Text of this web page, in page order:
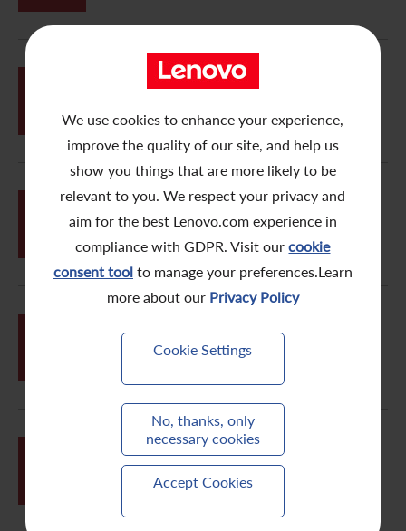
We use cookies to enhance your experience,
improve the quality of our site, and help us
show you things that are more likely to be
relevant to you. We respect your privacy and
aim for the best Lenovo.com experience in
compliance with GDPR. Visit ourcookie
consent toolto manage your preferences.Learn
more about our Privacy Policy
Cookie Settings
No, thanks, only
necessary cookies
Accept Cookies
04
07月
03 翌日披露報表(截至2013年7月3日)
翌日披露報表(截至2013年7月2日)
月報表(截至2013年6月30日)